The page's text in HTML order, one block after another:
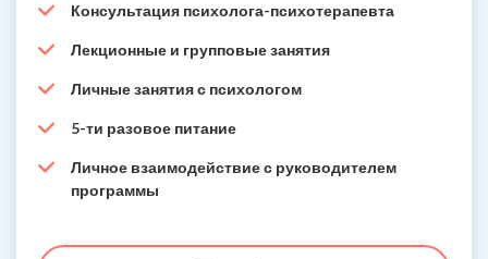
Консультация психолога-психотерапевта
Лекционные и групповые занятия
Личные занятия с психологом
5-ти разовое питание
Личное взаимодействие с руководителем
программы